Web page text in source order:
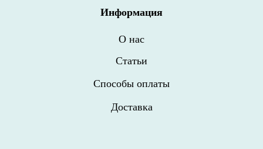
Информация
О нас
Статьи
Способы оплаты
Доставка